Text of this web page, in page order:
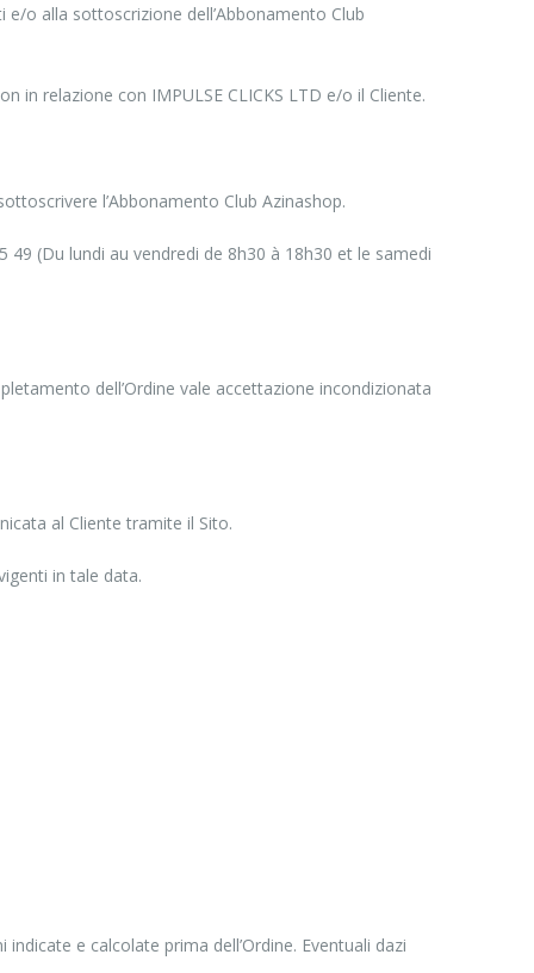
o alla sottoscrizione dell’Abbonamento Club
in relazione con IMPULSE CLICKS LTD e/o il Cliente.
l’Abbonamento Club Azinashop.
(Du lundi au vendredi de 8h30 à 18h30 et le samedi
dell’Ordine vale accettazione incondizionata
al Cliente tramite il Sito.
in tale data.
e calcolate prima dell’Ordine. Eventuali dazi